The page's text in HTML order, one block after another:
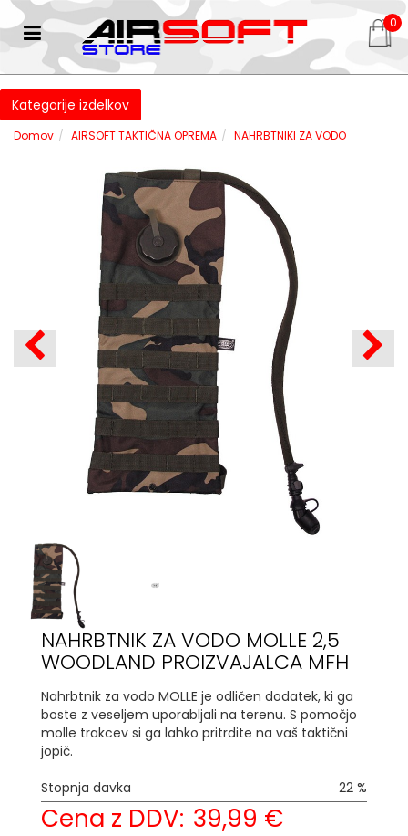
0
Kategorije izdelkov
Domov AIRSOFT TAKTIČNA OPREMA NAHRBTNIKI ZA VODO
NAHRBTNIK ZA VODO MOLLE 2,5
WOODLAND PROIZVAJALCA MFH
Nahrbtnik za vodo MOLLE je odličen dodatek, ki ga
boste z veseljem uporabljali na terenu. S pomočjo
molle trakcev si ga lahko pritrdite na vaš taktični
jopič.
Stopnja davka
22 %
Cena z DDV: 39,99 €